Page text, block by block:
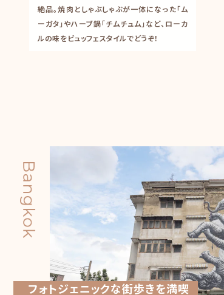
絶品。焼肉としゃぶしゃぶが一体になった「ム
ーガタ」やハーブ鍋「チムチュム」など、ローカ
ルの味をビュッフェスタイルでどうぞ！
フォトジェニックな街歩きを満喫